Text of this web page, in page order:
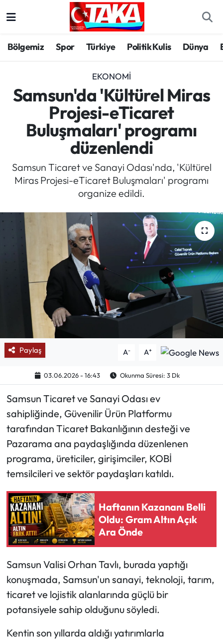
Bölgemiz Spor Türkiye Politik Kulis Dünya
EKONOMI
Samsun'da 'Kültürel Miras
Projesi-eTicaret
Buluşmaları' programı
düzenlendi
Samsun Ticaret ve Sanayi Odası'nda, 'Kültürel
Miras Projesi-eTicaret Buluşmaları' programı
organize edildi.
Paylaş A- A+
03.06.2026 - 16:43 Okunma Süresi: 3 Dk
Samsun Ticaret ve Sanayi Odası ev
sahipliğinde, Güvenilir Ürün Platformu
tarafından Ticaret Bakanlığının desteği ve
Pazarama ana paydaşlığında düzenlenen
programa, üreticiler, girişimciler, KOBİ
temsilcileri ve sektör paydaşları katıldı.
Haftanın Kazananı Belli
Oldu: Gram Altın Açık
Ara Önde
Samsun Valisi Orhan Tavlı, burada yaptığı
konuşmada, Samsun'un sanayi, teknoloji, tarım,
ticaret ve lojistik alanlarında güçlü bir
potansiyele sahip olduğunu söyledi.
Kentin son yıllarda aldığı yatırımlarla
Spor
Kültür/Sanat
Politika
Politik Kulis
Mektup Galeri
Röportaj
Manşet
Köşe Yazıları
Karikatür Galeri
ASTROLOJİ
Spor Yazıları
Mektup Galeri
Ekonomi
Sağlık
Turizm
Teknoloji
Trabzon Hava Durumu
Trabzon Trafik Yoğunluk Haritası
Süper Lig Puan Durumu ve Fikstür
Tüm Manşetler
Son Dakika Haberleri